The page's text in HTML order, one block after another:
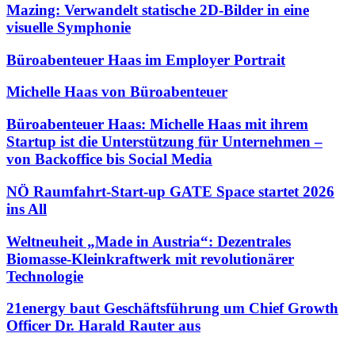
Mazing: Verwandelt statische 2D-Bilder in eine
visuelle Symphonie
Büroabenteuer Haas im Employer Portrait
Michelle Haas von Büroabenteuer
Büroabenteuer Haas: Michelle Haas mit ihrem
Startup ist die Unterstützung für Unternehmen –
von Backoffice bis Social Media
NÖ Raumfahrt-Start-up GATE Space startet 2026
ins All
Weltneuheit „Made in Austria“: Dezentrales
Biomasse-Kleinkraftwerk mit revolutionärer
Technologie
21energy baut Geschäftsführung um Chief Growth
Officer Dr. Harald Rauter aus